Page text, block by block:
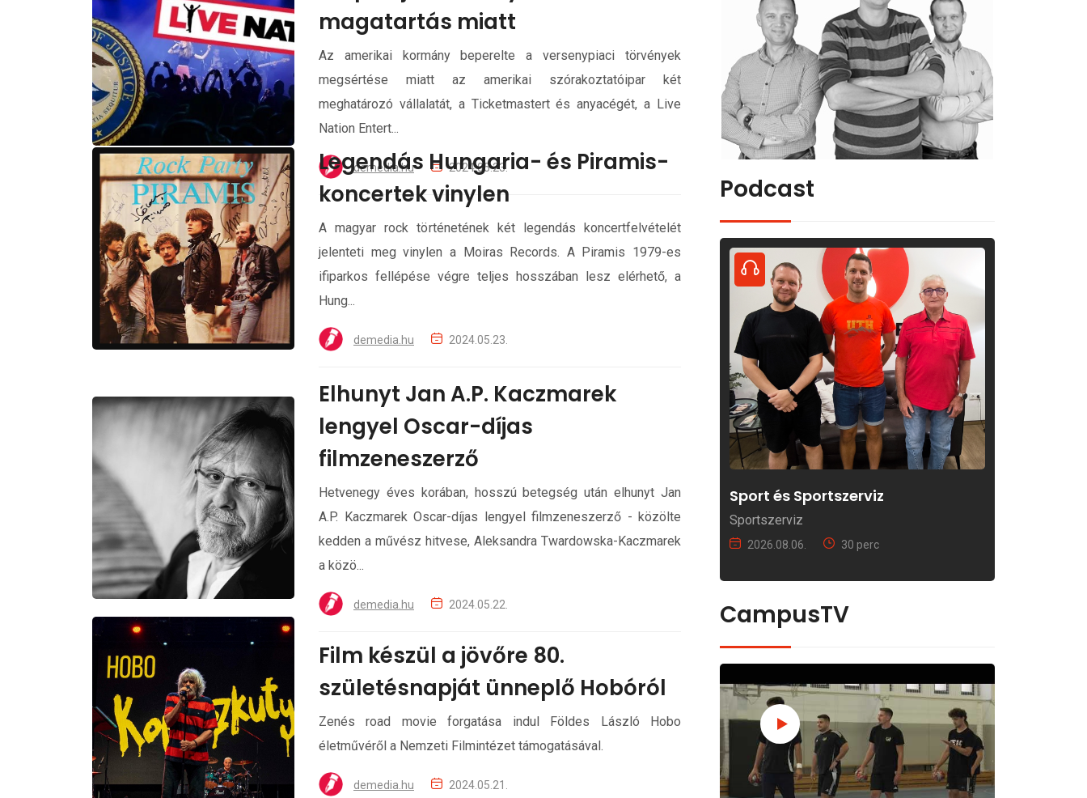
magatartás miatt
Az amerikai kormány beperelte a versenypiaci törvények
megsértése miatt az amerikai szórakoztatóipar két
meghatározó vállalatát, a Ticketmastert és anyacégét, a Live
Nation Entert...
demedia.hu 2024.05.23.
Legendás Hungaria- és Piramis-
koncertek vinylen
A magyar rock történetének két legendás koncertfelvételét
jelenteti meg vinylen a Moiras Records. A Piramis 1979-es
ifiparkos fellépése végre teljes hosszában lesz elérhető, a
Hung...
demedia.hu 2024.05.23.
Elhunyt Jan A.P. Kaczmarek
lengyel Oscar-díjas
filmzeneszerző
Hetvenegy éves korában, hosszú betegség után elhunyt Jan
A.P. Kaczmarek Oscar-díjas lengyel filmzeneszerző - közölte
kedden a művész hitvese, Aleksandra Twardowska-Kaczmarek
a közö...
demedia.hu 2024.05.22.
Film készül a jövőre 80.
születésnapját ünneplő Hobóról
Zenés road movie forgatása indul Földes László Hobo
életművéről a Nemzeti Filmintézet támogatásával.
demedia.hu 2024.05.21.
Podcast
Sport és Sportszerviz
Sportszerviz
2026.08.06. 30 perc
CampusTV